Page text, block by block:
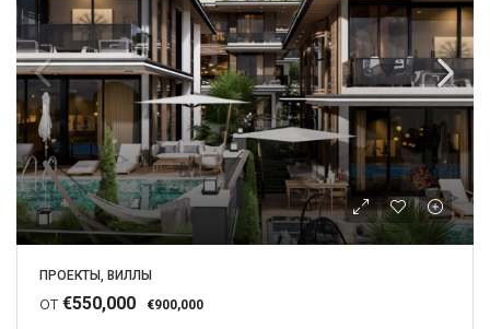
ПРОЕКТЫ, ВИЛЛЫ
от €550,000 €900,000